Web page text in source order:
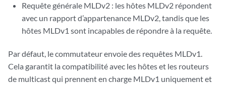
Requête générale MLDv2 : les hôtes MLDv2 répondent
avec un rapport d’appartenance MLDv2, tandis que les
hôtes MLDv1 sont incapables de répondre à la requête.
Par défaut, le commutateur envoie des requêtes MLDv1.
Cela garantit la compatibilité avec les hôtes et les routeurs
de multicast qui prennent en charge MLDv1 uniquement et